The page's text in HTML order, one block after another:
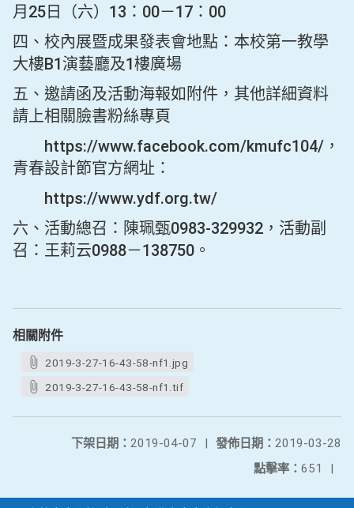
月25日（六）13：00－17：00
四、校內展暨成果發表會地點：本校第一教學
大樓B1演藝廳及1樓廣場
五、邀請函及活動海報如附件，其他詳細資料
請上相關臉書粉絲專頁
https://www.facebook.com/kmufc104/，
青春設計節官方網址：
https://www.ydf.org.tw/
六、活動總召：陳珮甄0983-329932，活動副
召：王莉云0988－138750。
相關附件
2019-3-27-16-43-58-nf1.jpg
2019-3-27-16-43-58-nf1.tif
發佈日期： 2019-03-28
下架日期： 2019-04-07
|
點擊率： 651 |